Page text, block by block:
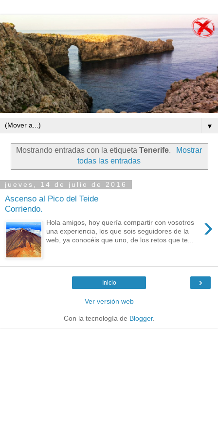
▼
Mostrando entradas con la etiquetaTenerife.
Mostrar
todas las entradas
jueves, 14 de julio de 2016
Ascenso al Pico del Teide
Corriendo.
›
Hola amigos, hoy quería compartir con vosotros
una experiencia, los que sois seguidores de la
web, ya conocéis que uno, de los retos que te...
›
Inicio
Ver versión web
Con la tecnología de Blogger.